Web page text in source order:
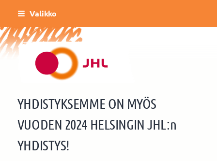
Siirry
sisältöön
Valikko
Helsingin Kulttuurin ja vapaa-ajan
YHDISTYKSEMME ON MYÖS
VUODEN 2024 HELSINGIN JHL:n
YHDISTYS!